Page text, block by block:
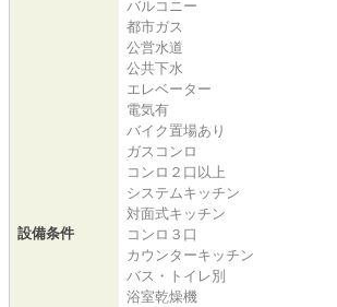
設備条件
バルコニー
都市ガス
公営水道
公共下水
エレベーター
電気有
バイク置場あり
ガスコンロ
コンロ２口以上
システムキッチン
対面式キッチン
コンロ３口
カウンターキッチン
バス・トイレ別
浴室乾燥機